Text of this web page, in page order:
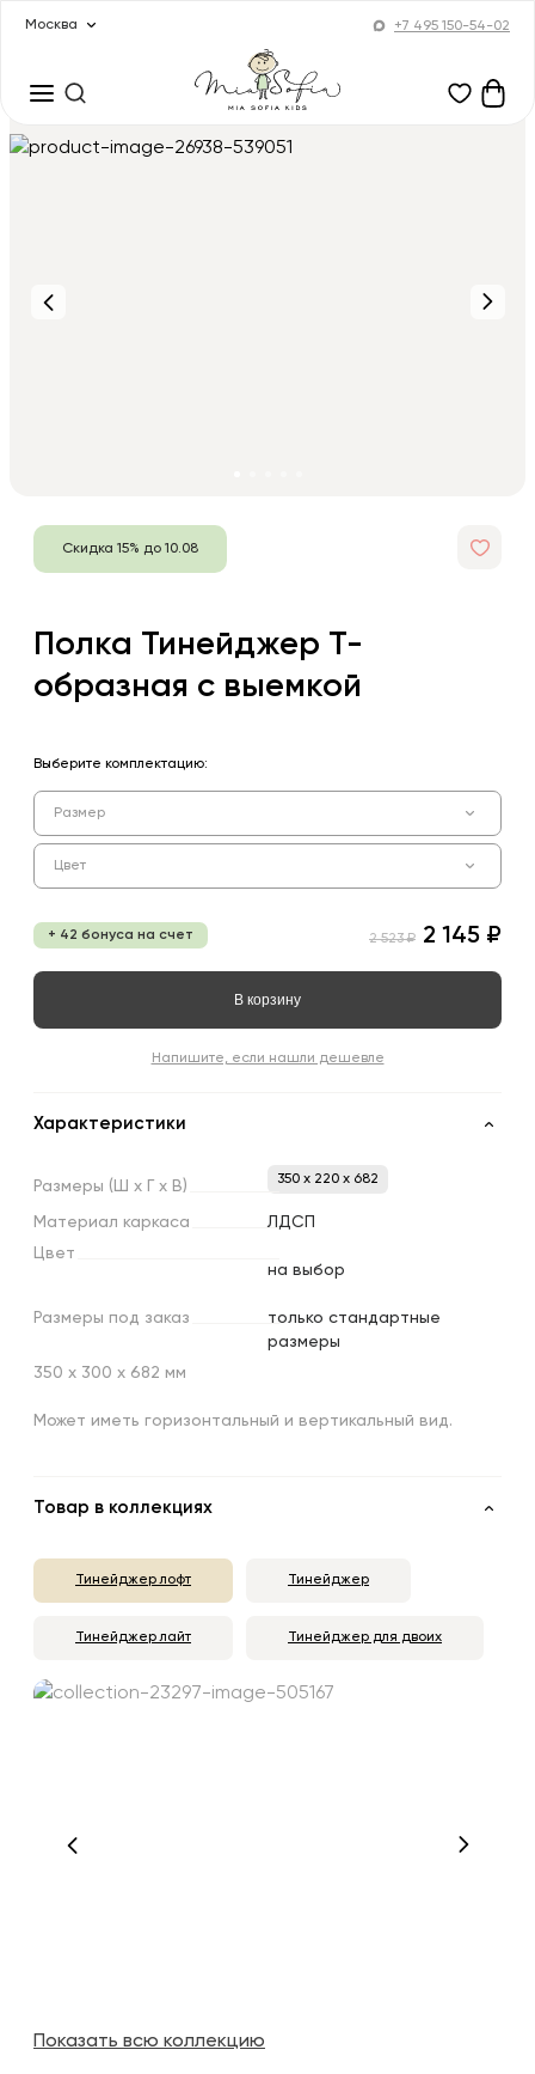
Москва +7 495 150-54-02
Скидка 15% до 10.08
Полка Тинейджер Т-
образная с выемкой
Выберите комплектацию:
Размер
Цвет
+ 42 бонуса на счет 2 523 ₽ 2 145 ₽
В корзину
Напишите, если нашли дешевле
Характеристики
Размеры (Ш х х В) 350 x 220 x 682
Материал каркаса
ЛДСП
Цвет
на выбор
Размеры под заказ
только стандартные
размеры
350 х 300 х 682 мм
Может иметь горизонтальный и вертикальный вид.
Товар в коллекциях
Тинейджер лофт Тинейджер
Тинейджер лайт Тинейджер для двоих
Показать всю коллекцию